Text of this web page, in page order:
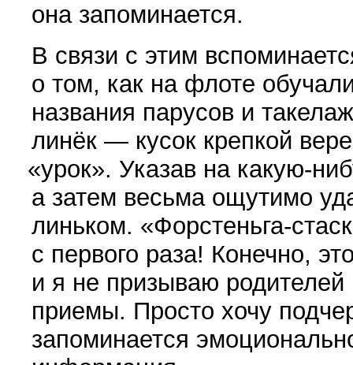
она запоминается.
В связи с этим
о том, как на флоте
названия парусов и
линёк — кусок крепкой
«урок». Указав на какую-
а затем весьма ощутимо
линьком. «Форстеньга-
с первого раза! Конечно,
и я не призываю
приемы. Просто хочу
запоминается